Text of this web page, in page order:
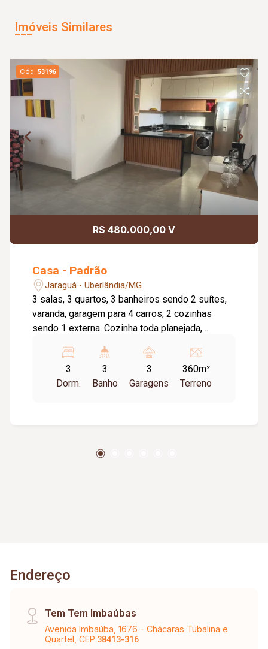
Imóveis Similares
Cód.53196
R$ 480.000,00 V
Casa - Padrão
Jaraguá - Uberlândia/MG
3 salas, 3 quartos, 3 banheiros sendo 2 suítes,
varanda, garagem para 4 carros, 2 cozinhas
sendo 1 externa. Cozinha toda planejada,
com armário sob a pia, cozinha externa com
armários Armários Embutidos. Imóvel
Residencial e Comercial.
3
Dorm.
3
Banho
3
Garagens
360m²
Terreno
Endereço
Tem Tem Imbaúbas
Avenida Imbaúba, 1676 - Chácaras Tubalina e
Quartel, CEP:38413-316